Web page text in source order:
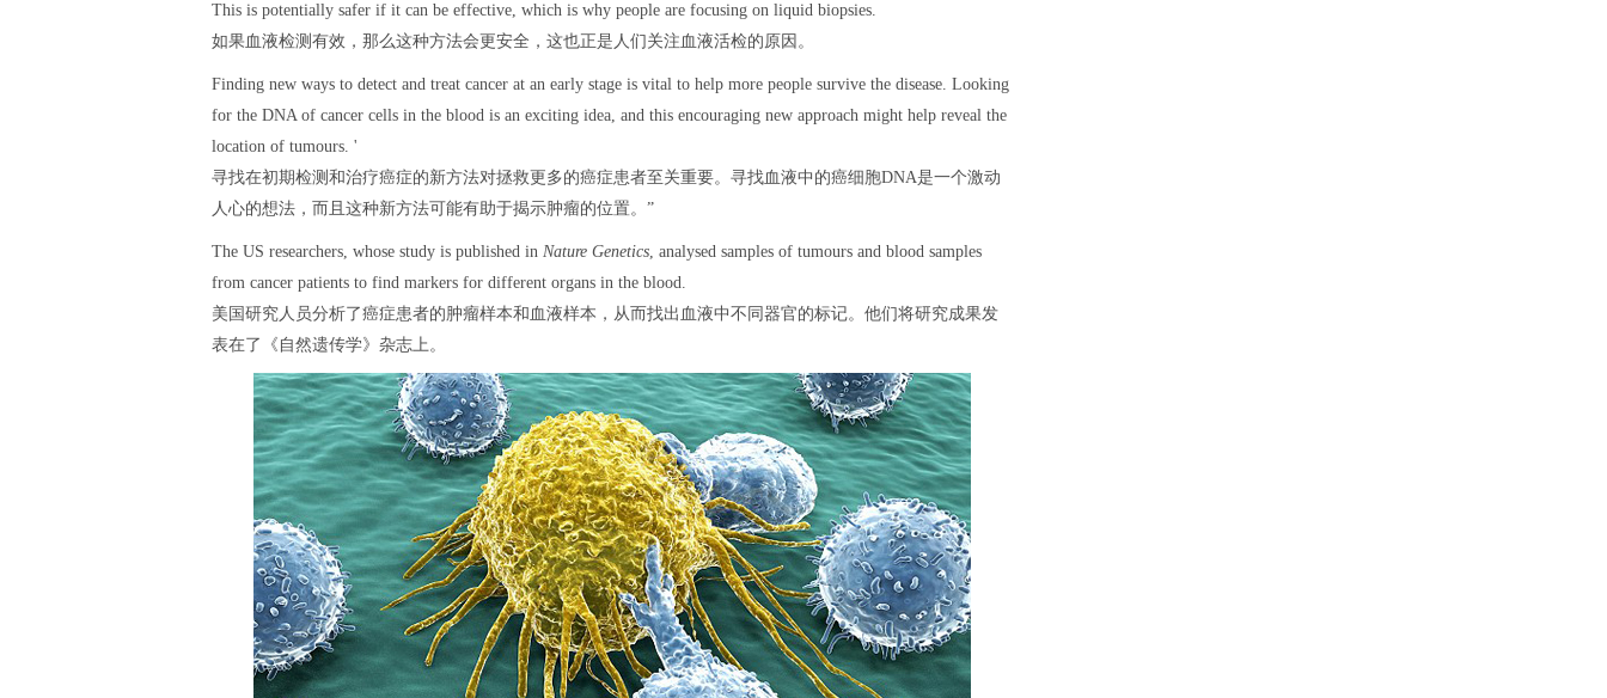
This is potentially safer if it can be effective, which is why people are focusing on liquid biopsies.
如果血液检测有效，那么这种方法会更安全，这也正是人们关注血液活检的原因。
Finding new ways to detect and treat cancer at an early stage is vital to help more people survive the disease. Looking
for the DNA of cancer cells in the blood is an exciting idea, and this encouraging new approach might help reveal the
location of tumours. '
寻找在初期检测和治疗癌症的新方法对拯救更多的癌症患者至关重要。寻找血液中的癌细胞DNA是一个激动
人心的想法，而且这种新方法可能有助于揭示肿瘤的位置。”
The US researchers, whose study is published in Nature Genetics, analysed samples of tumours and blood samples
from cancer patients to find markers for different organs in the blood.
美国研究人员分析了癌症患者的肿瘤样本和血液样本，从而找出血液中不同器官的标记。他们将研究成果发
表在了《自然遗传学》杂志上。